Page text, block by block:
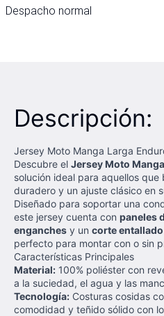
Despacho normal
Descripción:
Jersey Moto Manga Larga
Descubre el Jersey Moto
solución ideal para aquellos
duradero y un ajuste clásico en
Diseñado para soportar una
este jersey cuenta con paneles
enganches y un corte entallado
perfecto para montar con o sin
Características Principales
Material: 100% poliéster con
a la suciedad, el agua y las
Tecnología: Costuras cosidas
comodidad y teñido sólido con